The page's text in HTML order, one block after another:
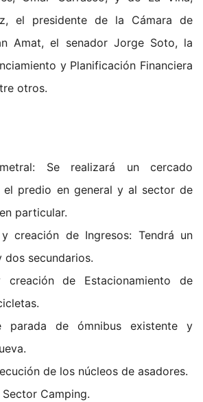
el presidente de la Cámara de
Amat, el senador Jorge Soto, la
y Planificación Financiera
otros.
Se realizará un cercado
predio en general y al sector de
particular.
creación de Ingresos: Tendrá un
secundarios.
de Estacionamiento de
parada de ómnibus existente y
de los núcleos de asadores.
Camping.